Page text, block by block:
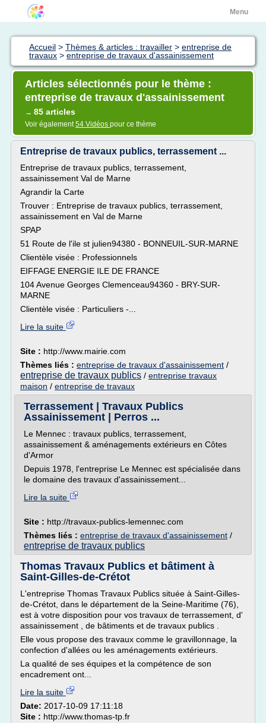
Menu
Accueil > Thèmes & articles : travailler > entreprise de
travaux > entreprise de travaux d'assainissement
Articles sélectionnés pour le thème :
entreprise de travaux d'assainissement
→ 85 articles
Voir également54 Vidéos pour ce thème
Entreprise de travaux publics, terrassement ...
Entreprise de travaux publics, terrassement,
assainissement Val de Marne
Agrandir la Carte
Trouver : Entreprise de travaux publics, terrassement,
assainissement en Val de Marne
SPAP
51 Route de l'ile st julien94380 - BONNEUIL-SUR-MARNE
Clientèle visée : Professionnels
EIFFAGE ENERGIE ILE DE FRANCE
104 Avenue Georges Clemenceau94360 - BRY-SUR-
MARNE
Clientèle visée : Particuliers -...
Lire la suite
Site : http://www.mairie.com
Thèmes liés : entreprise de travaux d'assainissement /
entreprise de travaux publics / entreprise travaux
maison / entreprise de travaux
Terrassement | Travaux Publics
Assainissement | Perros ...
Le Mennec : travaux publics, terrassement,
assainissement & aménagements extérieurs en Côtes
d'Armor
Depuis 1978, l'entreprise Le Mennec est spécialisée dans
le domaine des travaux d'assainissement...
Lire la suite
Site : http://travaux-publics-lemennec.com
Thèmes liés : entreprise de travaux d'assainissement /
entreprise de travaux publics
Thomas Travaux Publics et bâtiment à
Saint-Gilles-de-Crétot
L'entreprise Thomas Travaux Publics située à Saint-Gilles-
de-Crétot, dans le département de la Seine-Maritime (76),
est à votre disposition pour vos travaux de terrassement, d'
assainissement , de bâtiments et de travaux publics .
Elle vous propose des travaux comme le gravillonnage, la
confection d'allées ou les aménagements extérieurs.
La qualité de ses équipes et la compétence de son
encadrement ont...
Lire la suite
Date: 2017-10-09 17:11:18
Site : http://www.thomas-tp.fr